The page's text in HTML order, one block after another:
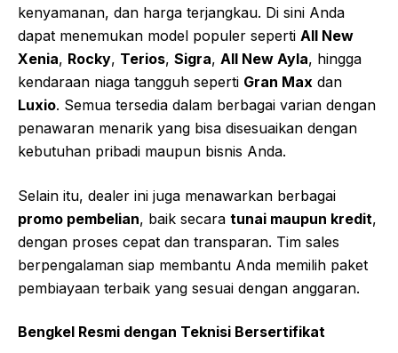
kenyamanan, dan harga terjangkau. Di sini Anda
dapat menemukan model populer seperti All New
Xenia, Rocky, Terios, Sigra, All New Ayla, hingga
kendaraan niaga tangguh seperti Gran Max dan
Luxio. Semua tersedia dalam berbagai varian dengan
penawaran menarik yang bisa disesuaikan dengan
kebutuhan pribadi maupun bisnis Anda.
Selain itu, dealer ini juga menawarkan berbagai
promo pembelian, baik secara tunai maupun kredit,
dengan proses cepat dan transparan. Tim sales
berpengalaman siap membantu Anda memilih paket
pembiayaan terbaik yang sesuai dengan anggaran.
Bengkel Resmi dengan Teknisi Bersertifikat